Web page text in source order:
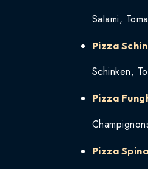
Salami,
Pizza
Schinken,
Pizza
Pizza